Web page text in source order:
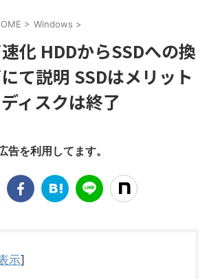
> Windows >
化 HDDからSSDへの換
て説明 SSDはメリット
ィスクは終了
を利用してます。
示]